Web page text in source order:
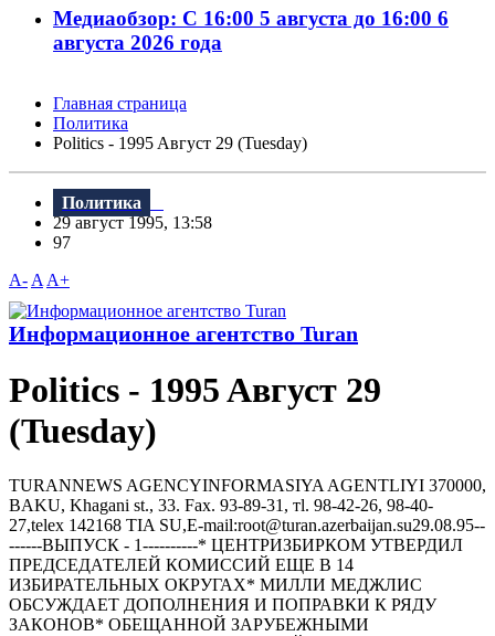
Медиаобзор: С 16:00 5 августа до 16:00 6
августа 2026 года
Главная страница
Политика
Politics - 1995 Aвгуст 29 (Tuesday)
Политика
29 август 1995, 13:58
97
A- A A+
Информационное агентство Turan
Politics - 1995 Aвгуст 29
(Tuesday)
TURANNEWS AGENCYINFORMASIYA AGENTLIYI 370000,
BAKU, Khagani st., 33. Fax. 93-89-31, тl. 98-42-26, 98-40-
27,telex 142168 TIA SU,E-mail:root@turan.azerbaijan.su29.08.95--
------ВЫПУСК - 1----------* ЦЕHТРИЗБИРКОМ УТВЕРДИЛ
ПРЕДСЕДАТЕЛЕЙ КОМИССИЙ ЕЩЕ В 14
ИЗБИРАТЕЛЬHЫХ ОКРУГАХ* МИЛЛИ МЕДЖЛИС
ОБСУЖДАЕТ ДОПОЛHЕHИЯ И ПОПРАВКИ К РЯДУ
ЗАКОHОВ* ОБЕЩАHHОЙ ЗАРУБЕЖHЫМИ